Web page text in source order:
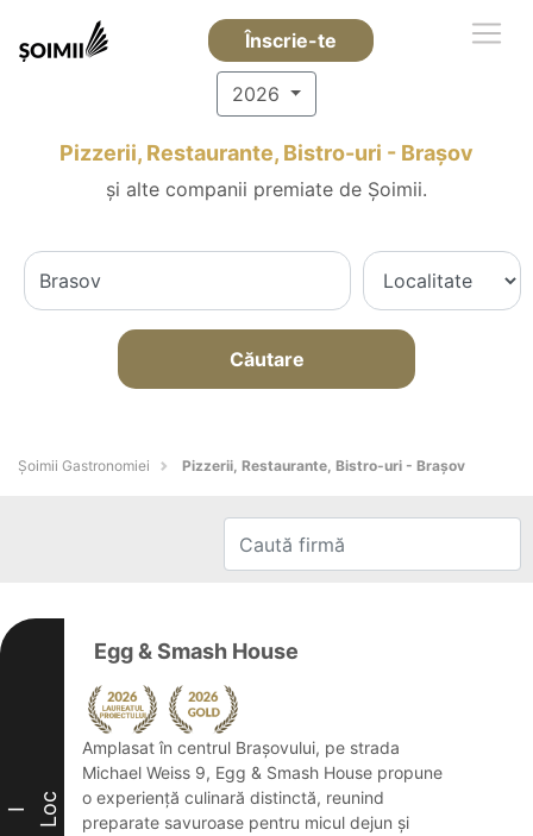
Înscrie-te
2026
Pizzerii, Restaurante, Bistro-uri - Braşov
și alte companii premiate de Șoimii.
Căutare
Șoimii Gastronomiei Pizzerii, Restaurante, Bistro-uri - Braşov
I Loc
Egg & Smash House
Amplasat în centrul Brașovului, pe strada
Michael Weiss 9, Egg & Smash House propune
o experiență culinară distinctă, reunind
preparate savuroase pentru micul dejun și